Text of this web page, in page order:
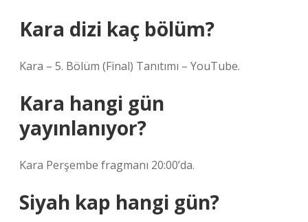
Kara dizi kaç bölüm?
Kara – 5. Bölüm (Final) Tanıtımı – YouTube.
Kara hangi gün
yayınlanıyor?
Kara Perşembe fragmanı 20:00’da.
Siyah kap hangi gün?